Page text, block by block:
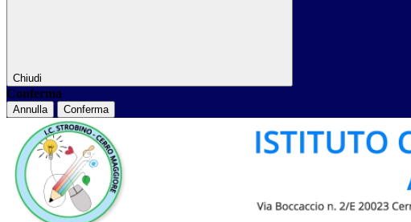
Chiudi
Conferma
Annulla Conferma